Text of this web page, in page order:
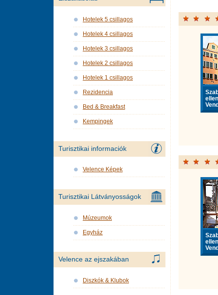
Hotelek 5 csillagos
Hotelek 4 csillagos
Hotelek 3 csillagos
Hotelek 2 csillagos
Hotelek 1 csillagos
Rezidencia
Bed & Breakfast
Kempingek
Turisztikai informaciók
Velence Képek
Turisztikai Látványosságok
Múzeumok
Egyház
Velence az ejszakában
Diszkók & Klubok